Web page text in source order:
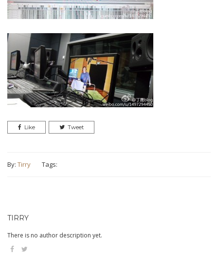
Like Tweet
By: Tirry Tags:
TIRRY
There is no author description yet.